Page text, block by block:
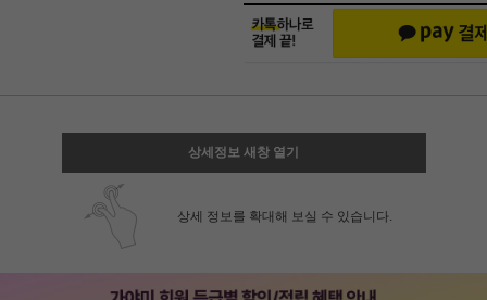
상세정보 새창 열기
상세 정보를 확대해 보실 수 있습니다.